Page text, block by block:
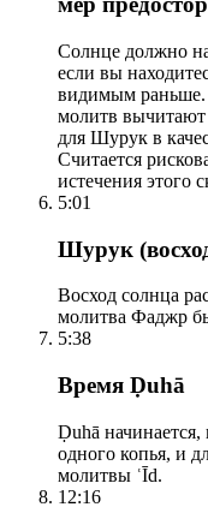
Солнце должно
если вы
видимым раньше.
молитв вычитают
для Шурук в
Считается
истечения этого
5:01
Шурук
Восход солнца
молитва Фаджр
5:38
Время Ḍuhā
Ḍuhā
одного копья, и
молитвы ʿĪd.
12:16